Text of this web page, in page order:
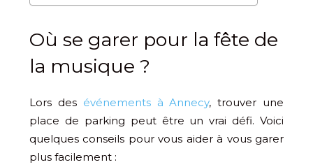
Où se garer pour la fête de
la musique ?
Lors des événements à Annecy, trouver une
place de parking peut être un vrai défi. Voici
quelques conseils pour vous aider à vous garer
plus facilement :